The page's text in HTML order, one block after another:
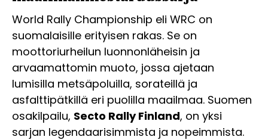
World Rally Championship eli WRC on
suomalaisille erityisen rakas. Se on
moottoriurheilun luonnonläheisin ja
arvaamattomin muoto, jossa ajetaan
lumisilla metsäpoluilla, sorateillä ja
asfalttipätkillä eri puolilla maailmaa. Suomen
osakilpailu, Secto Rally Finland, on yksi
sarjan legendaarisimmista ja nopeimmista.